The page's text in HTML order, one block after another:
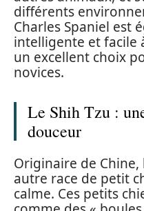
différents
Charles Spaniel est
intelligente et facile
un excellent choix
novices.
Le Shih Tzu :
douceur
Originaire de Chine,
autre race de petit
calme. Ces petits